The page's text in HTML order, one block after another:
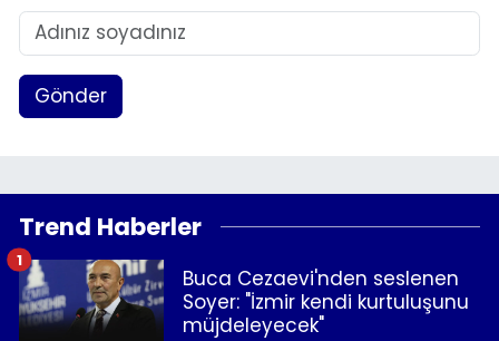
Gönder
Trend Haberler
Buca Cezaevi'nden seslenen
Soyer: "İzmir kendi kurtuluşunu
müjdeleyecek"
1